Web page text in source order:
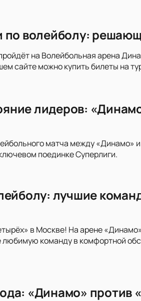
по волейболу:
на Волейбольная арена
сайте можно купить билеты на
лидеров:
матча между «Динамо»
поединке Суперлиги.
лучшие
в Москве! На арене
команду в комфортной
«Динамо» против